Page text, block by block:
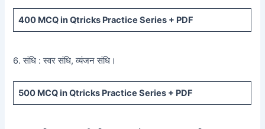
400 MCQ in Qtricks Practice Series + PDF
6. संधि : स्वर संधि, व्यंजन संधि।
500 MCQ in Qtricks Practice Series + PDF